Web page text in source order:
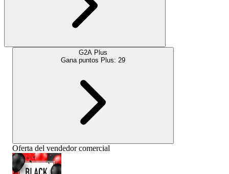
G2A Plus
Gana puntos Plus: 29
Oferta del vendedor comercial